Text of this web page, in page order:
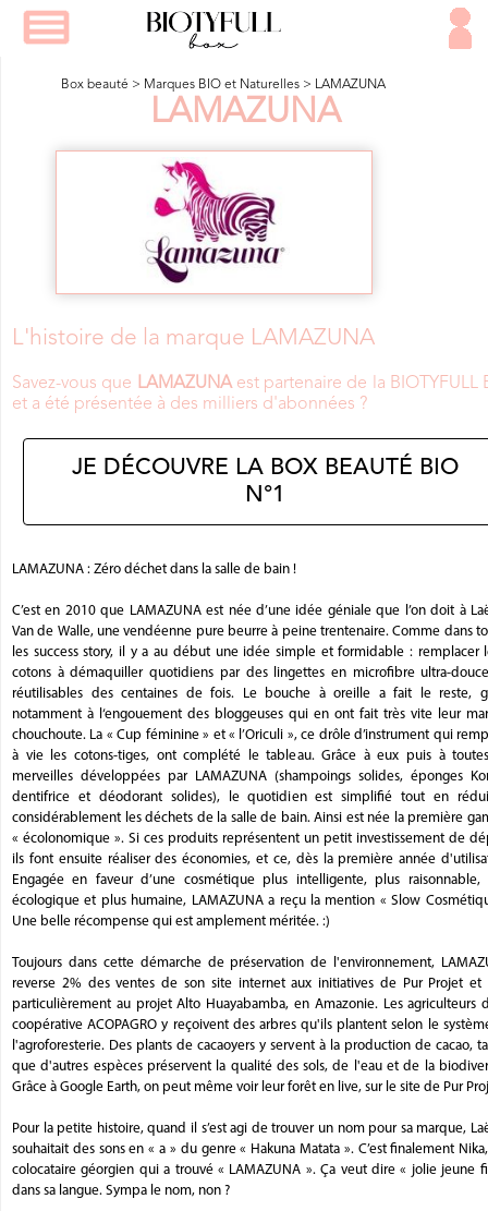
Box beauté > Marques BIO et Naturelles > LAMAZUNA
LAMAZUNA
L'histoire de la marque LAMAZUNA
Savez-vous que LAMAZUNAest partenaire de la BIOTYFULL
et a été présentée à des milliers d'abonnées ?
JE DÉCOUVRE LA BOX BEAUTÉ BIO
N°1
LAMAZUNA : Zéro déchet dans la salle de bain !
C’est en 2010 que LAMAZUNA est née d’une idée géniale que l’on doit à
Van de Walle, une vendéenne pure beurre à peine trentenaire. Comme dans
les success story, il y a au début une idée simple et formidable : remplacer
cotons à démaquiller quotidiens par des lingettes en microfibre ultra-
réutilisables des centaines de fois. Le bouche à oreille a fait le reste,
notamment à l‘engouement des bloggeuses qui en ont fait très vite leur
chouchoute. La « Cup féminine » et « l’Oriculi », ce drôle d’instrument qui
à vie les cotons-tiges, ont complété le tableau. Grâce à eux puis à
merveilles développées par LAMAZUNA (shampoings solides, éponges
dentifrice et déodorant solides), le quotidien est simplifié tout en
considérablement les déchets de la salle de bain. Ainsi est née la première
« écolonomique ». Si ces produits représentent un petit investissement de
ils font ensuite réaliser des économies, et ce, dès la première année
Engagée en faveur d’une cosmétique plus intelligente, plus raisonnable,
écologique et plus humaine, LAMAZUNA a reçu la mention « Slow
Une belle récompense qui est amplement méritée. :)
Toujours dans cette démarche de préservation de l'environnement,
reverse 2% des ventes de son site internet aux initiatives de Pur Projet et
particulièrement au projet Alto Huayabamba, en Amazonie. Les agriculteurs
coopérative ACOPAGRO y reçoivent des arbres qu'ils plantent selon le
l'agroforesterie. Des plants de cacaoyers y servent à la production de cacao,
que d'autres espèces préservent la qualité des sols, de l'eau et de la
Grâce à Google Earth, on peut même voir leur forêt en live, sur le site de Pur
Pour la petite histoire, quand il s’est agi de trouver un nom pour sa marque,
souhaitait des sons en « a » du genre « Hakuna Matata ». C’est finalement
colocataire géorgien qui a trouvé « LAMAZUNA ». Ça veut dire « jolie jeune
dans sa langue. Sympa le nom, non ?